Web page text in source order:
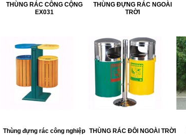
THÙNG RÁC CÔNG CỘNG
EX031
THÙNG ĐỰNG RÁC NGOÀI
TRỜI
Thùng đựng rác công nghiệp THÙNG RÁC ĐÔI NGOÀI TRỜI